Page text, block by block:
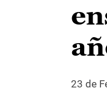
23 de